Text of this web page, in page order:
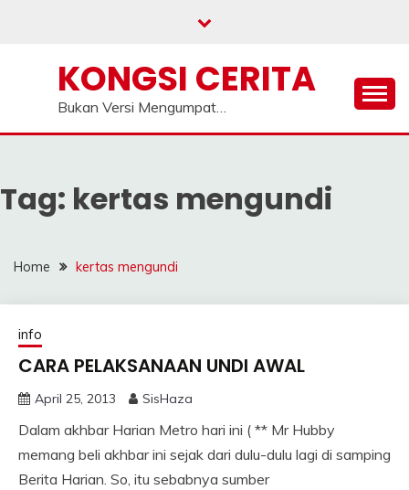
KONGSI CERITA
Bukan Versi Mengumpat…
Tag: kertas mengundi
Home kertas mengundi
info
CARA PELAKSANAAN UNDI AWAL
April 25, 2013 SisHaza
Dalam akhbar Harian Metro hari ini ( ** Mr Hubby
memang beli akhbar ini sejak dari dulu-dulu lagi di samping
Berita Harian. So, itu sebabnya sumber